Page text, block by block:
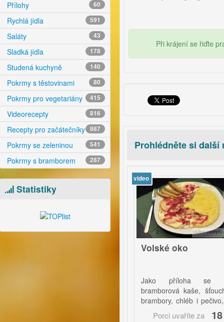
Přílohy 60
Rychlá jídla 591
Saláty 43
Sladká jídla 178
Studená kuchyně 140
Pokrmy s těstovinami 80
Pokrmy pro vegetariány 415
Videorecepty 816
Recepty pro začátečníky 887
Pokrmy se zeleninou 541
Pokrmy s bramborem 287
Statistiky
Při krájení se řiďte
Prohlédněte si další
64
video
Volské oko
Jako příloha se hodí
bramborová kaše, šťouchané
brambory, chléb i pečivo,ale i
jiným fantaziím se meze
Porci uvaříte za 18 Kč